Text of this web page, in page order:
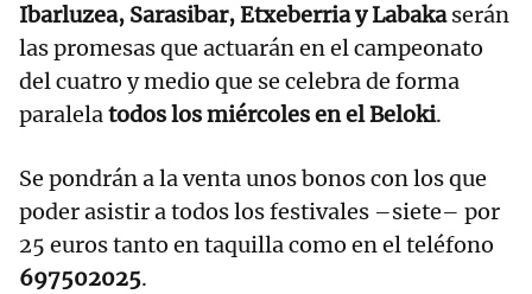
Ibarluzea, Sarasibar, Etxeberria y Labakaserán
las promesas que actuarán en el campeonato
del cuatro y medio que se celebra de forma
paralelatodos los miércoles en el Beloki.
Se pondrán a la venta unos bonos con los que
poder asistir a todos los festivales –siete– por
25 euros tanto en taquilla como en el teléfono
697502025.